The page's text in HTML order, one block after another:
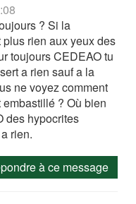
? Si la
rien aux yeux des
toujours CEDEAO tu
a rien sauf a la
ne voyez comment
? Où bien
des hypocrites
rien.
à ce message